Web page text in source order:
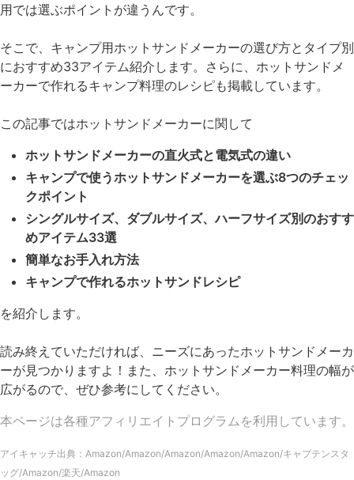
用では選ぶポイントが違うんです。
そこで、キャンプ用ホットサンドメーカーの選び方とタイプ別
におすすめ33アイテム紹介します。さらに、ホットサンドメ
ーカーで作れるキャンプ料理のレシピも掲載しています。
この記事ではホットサンドメーカーに関して
ホットサンドメーカーの直火式と電気式の違い
キャンプで使うホットサンドメーカーを選ぶ8つのチェッ
クポイント
シングルサイズ、ダブルサイズ、ハーフサイズ別のおすす
めアイテム33選
簡単なお手入れ方法
キャンプで作れるホットサンドレシピ
を紹介します。
読み終えていただければ、ニーズにあったホットサンドメーカ
ーが見つかりますよ！また、ホットサンドメーカー料理の幅が
広がるので、ぜひ参考にしてください。
本ページは各種アフィリエイトプログラムを利用しています。
アイキャッチ出典： Amazon/Amazon/Amazon/Amazon/Amazon/キャプテンスタ
ッグ/Amazon/楽天/Amazon